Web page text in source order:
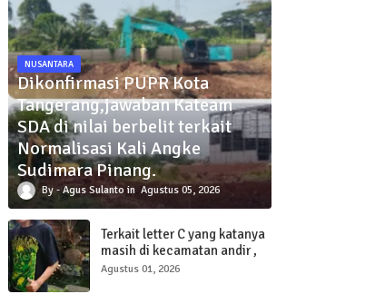
NUSANTARA
Dikonfirmasi PUPR Kota
Tangerang,jawaban Kateam
SDA di nilai berbelit terkait
Normalisasi Kali Angke
Sudimara Pinang.
Agus Sulanto Agustus 05, 2026
Terkait letter C yang katanya
masih di kecamatan andir ,
akhirnya kebohongan
Agustus 01, 2026